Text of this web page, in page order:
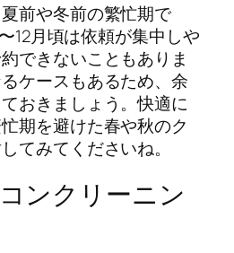
前や冬前の繁忙期で
12月頃は依頼が集中しや
できないこともありま
ケースもあるため、余
おきましょう。快適に
期を避けた春や秋のク
てみてくださいね。
ンクリーニン